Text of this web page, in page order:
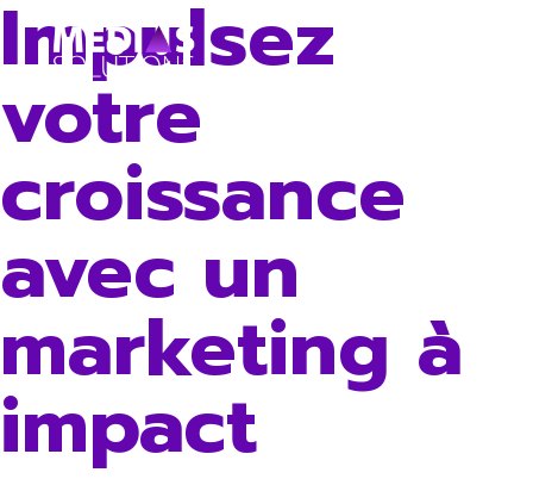
Skip
Impulsez
votre
croissance
avec un
marketing à
impact